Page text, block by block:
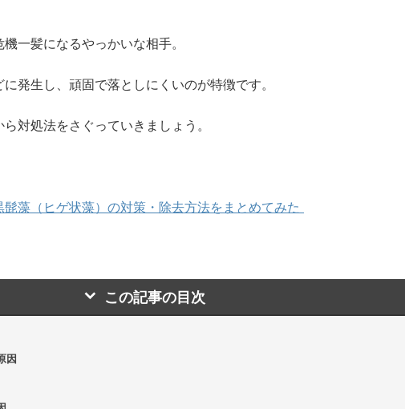
一髪になるやっかいな相手。
発生し、頑固で落としにくいのが特徴です。
対処法をさぐっていきましょう。
髭藻（ヒゲ状藻）の対策・除去方法をまとめてみた
この記事の目次
因